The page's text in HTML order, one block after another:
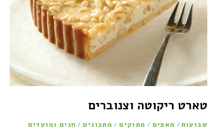
טארט ריקוטה וצנוברים
שבועות / מאפים / מתוקים / מתכונים / חגים ומועדים